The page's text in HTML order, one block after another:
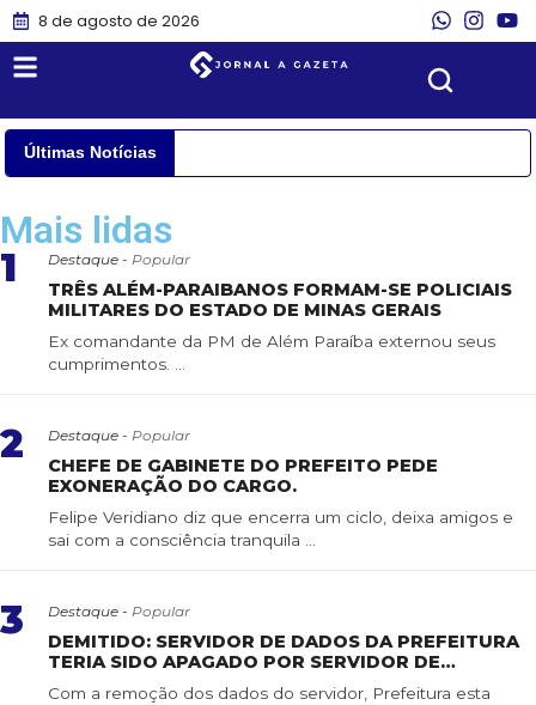
8 de agosto de 2026
Últimas Notícias
Mais lidas
1 Destaque - Popular
TRÊS ALÉM-PARAIBANOS FORMAM-SE POLICIAIS
MILITARES DO ESTADO DE MINAS GERAIS
Ex comandante da PM de Além Paraíba externou seus
cumprimentos. ...
2 Destaque - Popular
CHEFE DE GABINETE DO PREFEITO PEDE
EXONERAÇÃO DO CARGO.
Felipe Veridiano diz que encerra um ciclo, deixa amigos e
sai com a consciência tranquila ...
3 Destaque - Popular
DEMITIDO: SERVIDOR DE DADOS DA PREFEITURA
TERIA SIDO APAGADO POR SERVIDOR DE
CONFIANÇA
Com a remoção dos dados do servidor, Prefeitura esta